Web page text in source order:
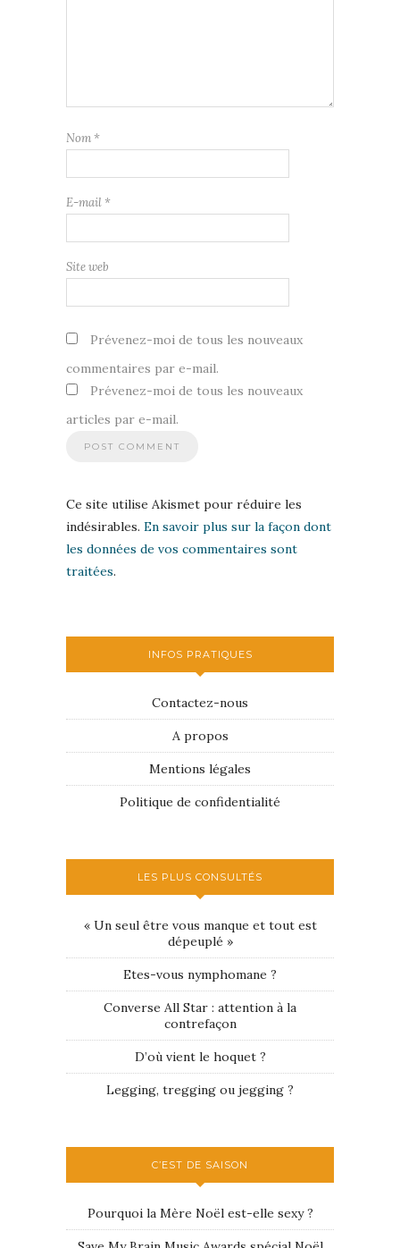
Nom *
E-mail *
Site web
Prévenez-moi de tous les nouveaux
commentaires par e-mail.
Prévenez-moi de tous les nouveaux
articles par e-mail.
Ce site utilise Akismet pour réduire les
indésirables. En savoir plus sur la façon dont
les données de vos commentaires sont
traitées.
INFOS PRATIQUES
Contactez-nous
A propos
Mentions légales
Politique de confidentialité
LES PLUS CONSULTÉS
« Un seul être vous manque et tout est
dépeuplé »
Etes-vous nymphomane ?
Converse All Star : attention à la
contrefaçon
D’où vient le hoquet ?
Legging, tregging ou jegging ?
C’EST DE SAISON
Pourquoi la Mère Noël est-elle sexy ?